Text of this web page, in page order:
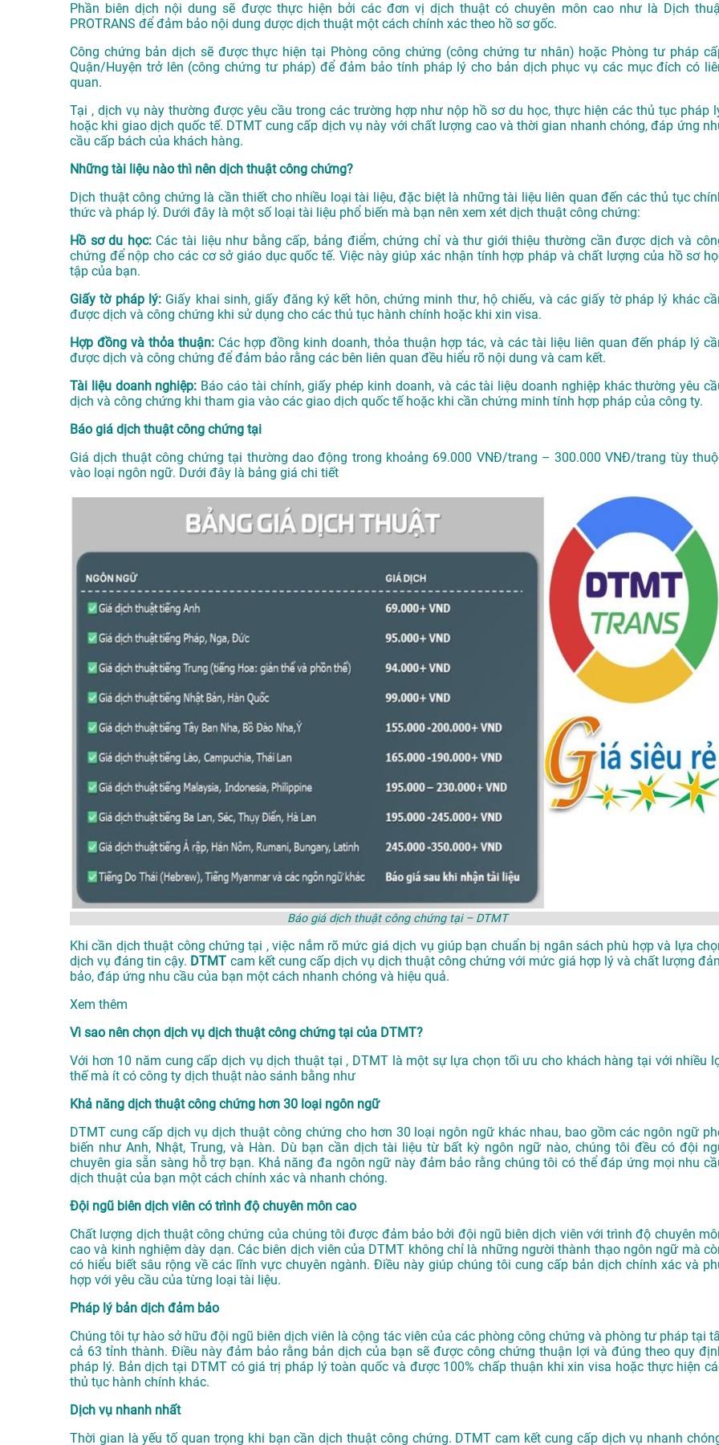
Phần biên dịch nội dung sẽ được thực hiện bởi các đơn vị dịch thuật có chuyên môn cao như là Dịch
PROTRANS để đảm bảo nội dung dược dịch thuật một cách chính xác theo hồ sơ gốc.
Công chứng bản dịch sẽ được thực hiện tại Phòng công chứng (công chứng tư nhân) hoặc Phòng tư pháp
Quận/Huyện trở lên (công chứng tư pháp) để đảm bảo tính pháp lý cho bản dịch phục vụ các mục đích có
quan.
Tại , dịch vụ này thường được yêu cầu trong các trường hợp như nộp hồ sơ du học, thực hiện các thủ tục pháp
hoặc khi giao dịch quốc tế. DTMT cung cấp dịch vụ này với chất lượng cao và thời gian nhanh chóng, đáp ứng
cầu cấp bách của khách hàng.
Những tài liệu nào thì nên dịch thuật công chứng?
Dịch thuật công chứng là cần thiết cho nhiều loại tài liệu, đặc biệt là những tài liệu liên quan đến các thủ tục
thức và pháp lý. Dưới đây là một số loại tài liệu phổ biến mà bạn nên xem xét dịch thuật công chứng:
Hồ sơ du học:Các tài liệu như bằng cấp, bảng điểm, chứng chỉ và thư giới thiệu thường cần được dịch và
chứng để nộp cho các cơ sở giáo dục quốc tế. Việc này giúp xác nhận tính hợp pháp và chất lượng của hồ sơ
tập của bạn.
Giấy tờ pháp lý: Giấy khai sinh, giấy đăng ký kết hôn, chứng minh thư, hộ chiếu, và các giấy tờ pháp lý khác
được dịch và công chứng khi sử dụng cho các thủ tục hành chính hoặc khi xin visa.
Hợp đồng và thỏa thuận: Các hợp đồng kinh doanh, thỏa thuận hợp tác, và các tài liệu liên quan đến pháp lý
được dịch và công chứng để đảm bảo rằng các bên liên quan đều hiểu rõ nội dung và cam kết.
Tài liệu doanh nghiệp: Báo cáo tài chính, giấy phép kinh doanh, và các tài liệu doanh nghiệp khác thường yêu
dịch và công chứng khi tham gia vào các giao dịch quốc tế hoặc khi cần chứng minh tính hợp pháp của công ty.
Báo giá dịch thuật công chứng tại
Giá dịch thuật công chứng tại thường dao động trong khoảng 69.000 VNĐ/trang – 300.000 VNĐ/trang tùy
vào loại ngôn ngữ. Dưới đây là bảng giá chi tiết
Báo giá dịch thuật công chứng tại – DTMT
Khi cần dịch thuật công chứng tại , việc nắm rõ mức giá dịch vụ giúp bạn chuẩn bị ngân sách phù hợp và lựa
dịch vụ đáng tin cậy. DTMT cam kết cung cấp dịch vụ dịch thuật công chứng với mức giá hợp lý và chất lượng
bảo, đáp ứng nhu cầu của bạn một cách nhanh chóng và hiệu quả.
Xem thêm
Vì sao nên chọn dịch vụ dịch thuật công chứng tại của DTMT?
Với hơn 10 năm cung cấp dịch vụdịch thuật tại , DTMT là một sự lựa chọn tối ưu cho khách hàng tại với nhiều
thế mà ít có công ty dịch thuật nào sánh bằng như
Khả năng dịch thuật công chứng hơn 30 loại ngôn ngữ
DTMT cung cấp dịch vụ dịch thuật công chứng cho hơn 30 loại ngôn ngữ khác nhau, bao gồm các ngôn ngữ
biến như Anh, Nhật, Trung, và Hàn. Dù bạn cần dịch tài liệu từ bất kỳ ngôn ngữ nào, chúng tôi đều có đội
chuyên gia sẵn sàng hỗ trợ bạn. Khả năng đa ngôn ngữ này đảm bảo rằng chúng tôi có thể đáp ứng mọi nhu
dịch thuật của bạn một cách chính xác và nhanh chóng.
Đội ngũ biên dịch viên có trình độ chuyên môn cao
Chất lượng dịch thuật công chứng của chúng tôi được đảm bảo bởi đội ngũ biên dịch viên với trình độ chuyên
cao và kinh nghiệm dày dạn. Các biên dịch viên của DTMT không chỉ là những người thành thạo ngôn ngữ mà
có hiểu biết sâu rộng về các lĩnh vực chuyên ngành. Điều này giúp chúng tôi cung cấp bản dịch chính xác và
hợp với yêu cầu của từng loại tài liệu.
Pháp lý bản dịch đảm bảo
Chúng tôi tự hào sở hữu đội ngũ biên dịch viên là cộng tác viên của các phòng công chứng và phòng tư pháp tại
cả 63 tỉnh thành. Điều này đảm bảo rằng bản dịch của bạn sẽ được công chứng thuận lợi và đúng theo quy
pháp lý. Bản dịch tại DTMT có giá trị pháp lý toàn quốc và được 100% chấp thuận khi xin visa hoặc thực hiện
thủ tục hành chính khác.
Dịch vụ nhanh nhất
Thời gian là yếu tố quan trọng khi bạn cần dịch thuật công chứng. DTMT cam kết cung cấp dịch vụ nhanh